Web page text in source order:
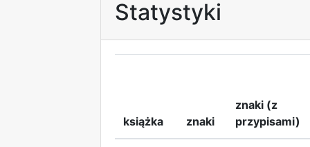
Statystyki
książka znaki
znaki (z
przypisami)